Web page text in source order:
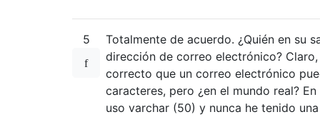
5
Totalmente de acuerdo. ¿Quién en su
dirección de correo electrónico?
correcto que un correo electrónico
caracteres, pero ¿en el mundo real?
uso varchar (50) y nunca he tenido